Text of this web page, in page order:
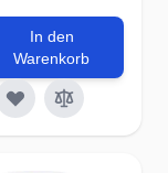
In den
Warenkorb